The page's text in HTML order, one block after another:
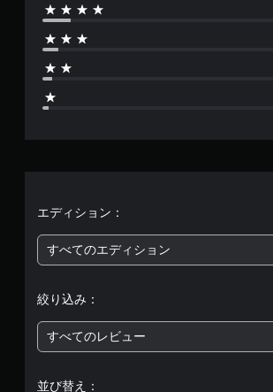
エディション：
すべてのエディション
絞り込み：
すべてのレビュー
並び替え：